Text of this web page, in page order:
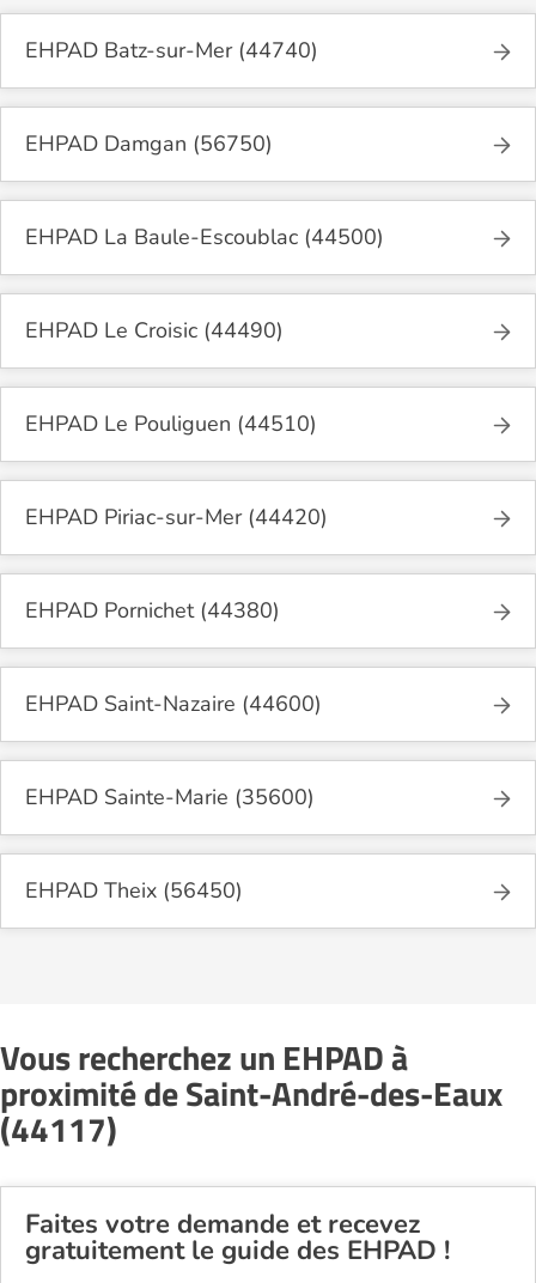
EHPAD Batz-sur-Mer (44740)
EHPAD Damgan (56750)
EHPAD La Baule-Escoublac (44500)
EHPAD Le Croisic (44490)
EHPAD Le Pouliguen (44510)
EHPAD Piriac-sur-Mer (44420)
EHPAD Pornichet (44380)
EHPAD Saint-Nazaire (44600)
EHPAD Sainte-Marie (35600)
EHPAD Theix (56450)
Vous recherchez un EHPAD à
proximité de Saint-André-des-Eaux
(44117)
Faites votre demande et recevez
gratuitement le guide des EHPAD !